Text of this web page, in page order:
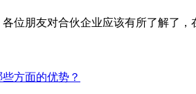
位朋友对合伙企业应该有所了解了
方面的优势？